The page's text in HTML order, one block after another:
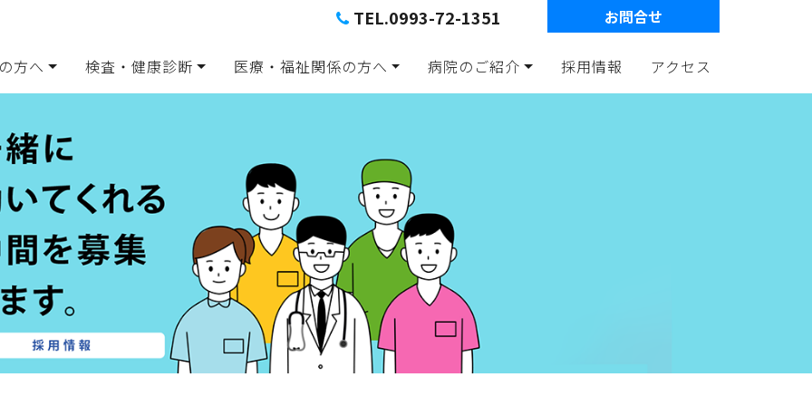
TEL.0993-72-1351 お問合せ
方へ 検査・健康診断 医療・福祉関係の方へ 病院のご紹介 採用情報 アクセス